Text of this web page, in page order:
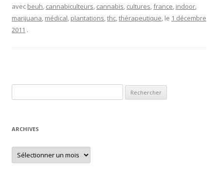
avec beuh, cannabiculteurs, cannabis, cultures,france, indoor,
marijuana, médical, plantations,thc,thérapeutique, le 1 décembre
2011 .
ARCHIVES
Archives